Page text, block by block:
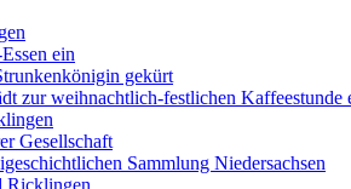
ein
gekürt
zur weihnachtlich-festlichen Kaffeestunde
Gesellschaft
Sammlung Niedersachsen
Ricklingen